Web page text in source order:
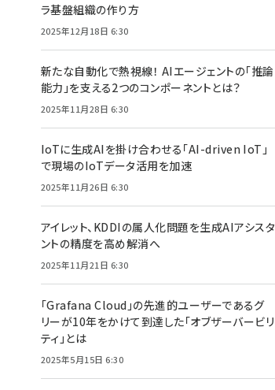
ラ基盤組織の作り方
2025年12月18日 6:30
新たな自動化で熱視線！ AIエージェントの「推論
能力」を支える2つのコンポーネントとは？
2025年11月28日 6:30
IoTに生成AIを掛け合わせる「AI-driven IoT」
で現場のIoTデータ活用を加速
2025年11月26日 6:30
アイレット、KDDIの属人化問題を生成AIアシスタ
ントの精度を高め解消へ
2025年11月21日 6:30
「Grafana Cloud」の先進的ユーザーであるグ
リーが10年をかけて到達した「オブザーバービリ
ティ」とは
2025年5月15日 6:30